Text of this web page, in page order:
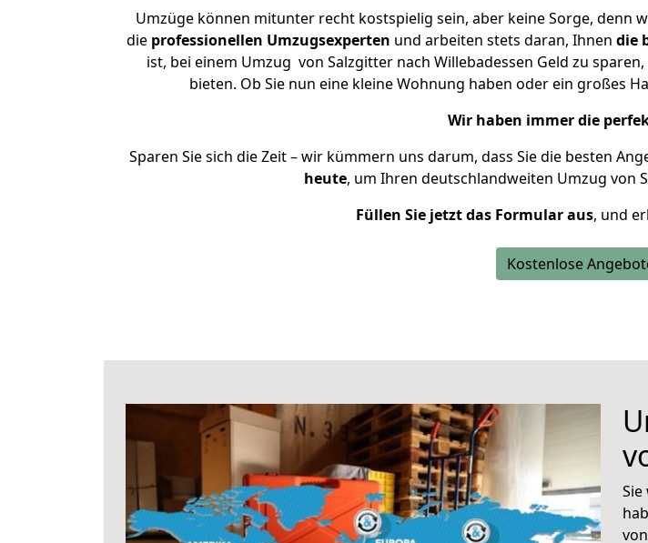
Umzüge können mitunter recht kostspielig sein, aber keine Sorge, denn
die professionellen Umzugsexperten und arbeiten stets daran, Ihnen die
ist, bei einem Umzug von Salzgitter nach Willebadessen Geld zu
bieten. Ob Sie nun eine kleine Wohnung haben oder ein großes
Wir haben immer die
Sparen Sie sich die Zeit – wir kümmern uns darum, dass Sie die besten
heute, um Ihren deutschlandweiten Umzug von
Füllen Sie jetzt das Formular aus, und
Kostenlose